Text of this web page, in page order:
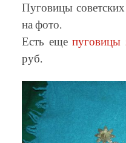
Пуговицы
на фото.
Есть ещепуговицы
руб.